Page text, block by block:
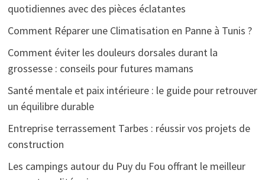
quotidiennes avec des pièces éclatantes
Comment Réparer une Climatisation en Panne à Tunis ?
Comment éviter les douleurs dorsales durant la
grossesse : conseils pour futures mamans
Santé mentale et paix intérieure : le guide pour retrouver
un équilibre durable
Entreprise terrassement Tarbes : réussir vos projets de
construction
Les campings autour du Puy du Fou offrant le meilleur